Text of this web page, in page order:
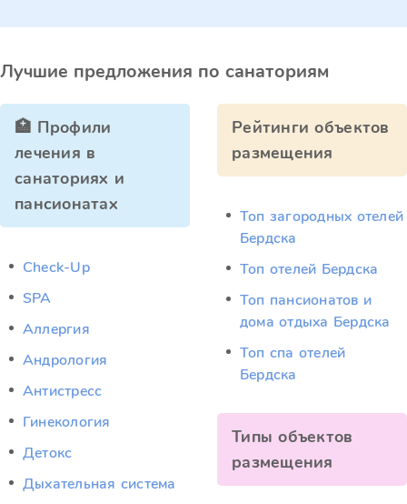
Лучшие предложения по санаториям
🏥 Профили
лечения в
санаториях и
пансионатах
Check-Up
SPA
Аллергия
Андрология
Антистресс
Гинекология
Детокс
Дыхательная система
Рейтинги объектов
размещения
Топ загородных отелей
Бердска
Топ отелей Бердска
Топ пансионатов и
дома отдыха Бердска
Топ спа отелей
Бердска
Типы объектов
размещения